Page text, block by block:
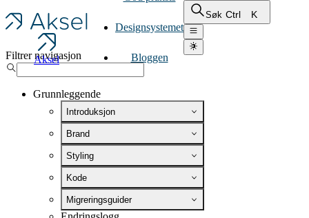
Aksel
Designsystemet
Bloggen
Søk Ctrl K
Filtrer navigasjon
Grunnleggende
Introduksjon
Brand
Styling
Kode
Migreringsguider